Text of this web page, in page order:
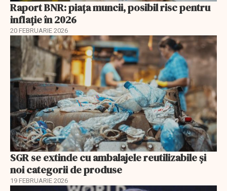
Raport BNR: piața muncii, posibil risc pentru
inflație în 2026
20 FEBRUARIE 2026
SGR se extinde cu ambalajele reutilizabile și
noi categorii de produse
19 FEBRUARIE 2026